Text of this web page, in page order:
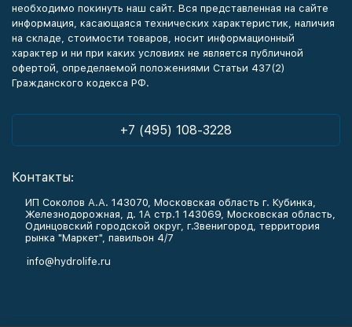
необходимо покинуть наш сайт. Вся представленная на сайте
информация, касающаяся технических характеристик, наличия
на складе, стоимости товаров, носит информационный
характер и ни при каких условиях не является публичной
офертой, определяемой положениями Статьи 437(2)
Гражданского кодекса РФ.
+7 (495) 108-3228
Контакты:
ИП Соколов А.А. 143070, Московская область г. Кубинка,
Железнодорожная, д. 1А стр.1 143069, Московская область,
Одинцовский городской округ, г.Звенигород, территория
рынка "Маркет", павильон 4/7
info@hydrolife.ru